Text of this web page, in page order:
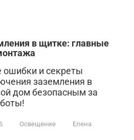
в щитке: главные
ошибки и секреты
заземления в
дом безопасным за
Освещение
Елена